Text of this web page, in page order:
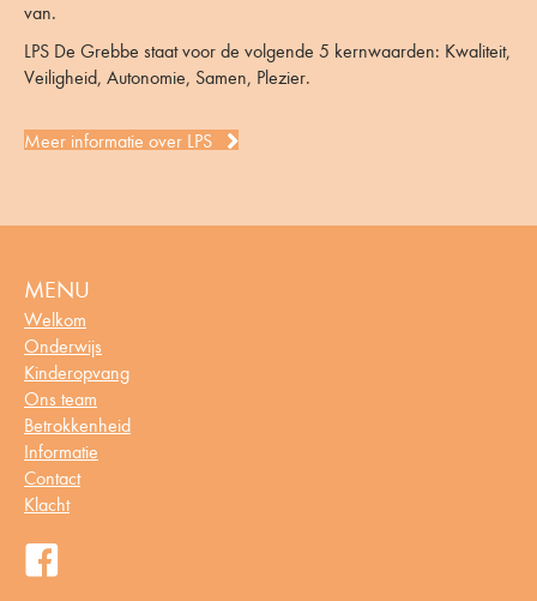
van.
LPS De Grebbe staat voor de volgende 5 kernwaarden: Kwaliteit,
Veiligheid, Autonomie, Samen, Plezier.
Meer informatie over LPS
MENU
Welkom
Onderwijs
Kinderopvang
Ons team
Betrokkenheid
Informatie
Contact
Klacht